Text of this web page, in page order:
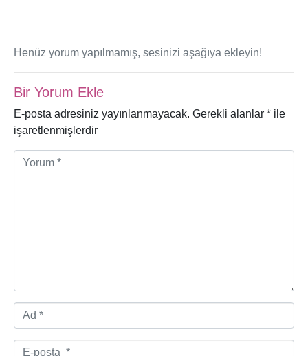
Henüz yorum yapılmamış, sesinizi aşağıya ekleyin!
Bir Yorum Ekle
E-posta adresiniz yayınlanmayacak. Gerekli alanlar * ile
işaretlenmişlerdir
d
*